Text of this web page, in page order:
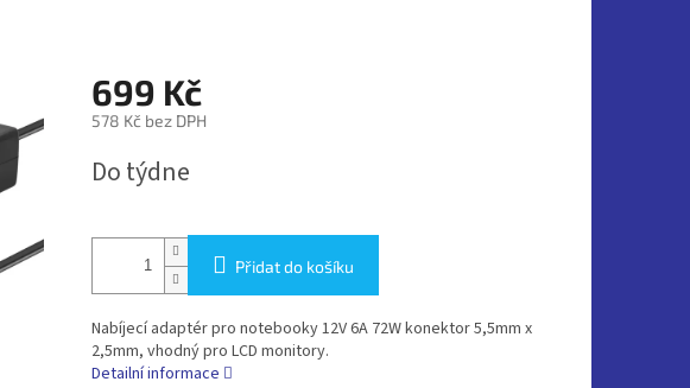
699 Kč
578 Kč bez DPH
cena:
Do týdne
Přidat do košíku
Nabíjecí adaptér pro notebooky 12V 6A 72W konektor 5,5mm x
2,5mm, vhodný pro LCD monitory.
Detailní informace